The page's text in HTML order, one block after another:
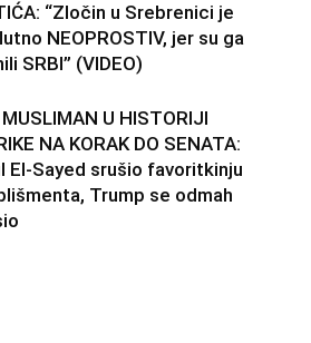
“Zločin u Srebrenici je
NEOPROSTIV, jer su ga
SRBI” (VIDEO)
U HISTORIJI
NA KORAK DO SENATA:
El-Sayed srušio favoritkinju
Trump se odmah